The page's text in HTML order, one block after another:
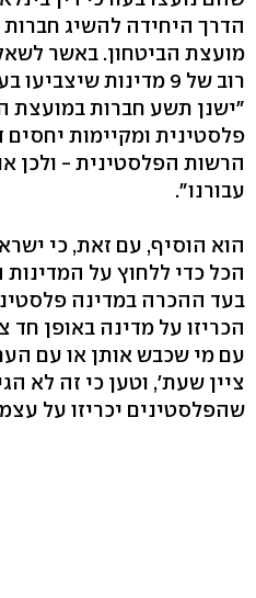
הדרך היחידה להשיג
מועצת הביטחון. באשר
רוב של 9 מדינות
"ישנן תשע חברות במועצת
פלסטינית ומקיימות
הרשות הפלסטינית - ולכן
עבורנו".
הוא הוסיף, עם זאת, כי
הכל כדי ללחוץ על
בעד ההכרה במדינה
הכריזו על מדינה באופן
עם מי שכבש אותן או עם
ציין שעת', וטען כי זה לא
שהפלסטינים יכריזו על